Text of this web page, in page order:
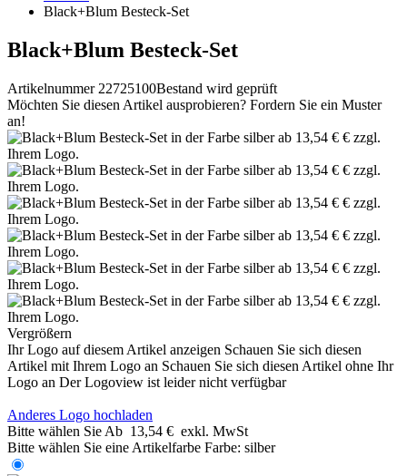
Black+Blum Besteck-Set
Black+Blum Besteck-Set
Artikelnummer 22725100Bestand wird geprüft
Möchten Sie diesen Artikel ausprobieren? Fordern Sie ein Muster
an!
Vergrößern
Ihr Logo auf diesem Artikel anzeigen Schauen Sie sich diesen
Artikel mit Ihrem Logo an Schauen Sie sich diesen Artikel ohne Ihr
Logo an Der Logoview ist leider nicht verfügbar
Anderes Logo hochladen
Bitte wählen Sie Ab 13,54 € exkl. MwSt
Bitte wählen Sie eine Artikelfarbe Farbe: silber